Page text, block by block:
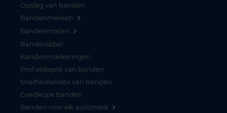
Opslag van banden
Bandenmerken
Bandenmaten
Bandenlabel
Bandenmarkeringen
Profieldiepte van banden
Snelheidsindex van banden
Goedkope banden
Banden voor elk automerk